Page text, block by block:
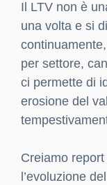
Il LTV non è
una volta e si
per settore,
ci permette di
erosione del
Creiamo
l’evoluzione